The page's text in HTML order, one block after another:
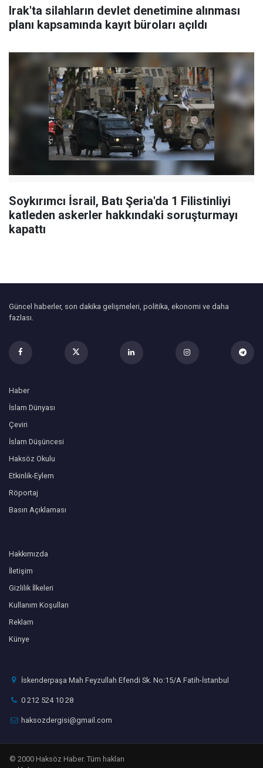
Irak'ta silahların devlet denetimine alınması
planı kapsamında kayıt büroları açıldı
Soykırımcı İsrail, Batı Şeria'da 1 Filistinliyi
katleden askerler hakkındaki soruşturmayı
kapattı
Güncel haberler, son dakika gelişmeleri, politika, ekonomi ve daha
fazlası.
Haber
İslam Dünyası
Çeviri
İslam Düşüncesi
Haksöz Okulu
Etkinlik-Eylem
Röportaj
Basın Açıklaması
Hakkımızda
İletişim
Gizlilik İlkeleri
Kullanım Koşulları
Reklam
Künye
İskenderpaşa Mah Feyzullah Efendi Sk. No:15/A Fatih-İstanbul
0 212 524 10 28
haksozdergisi@gmail.com
© 2000 Haksöz Haber. Tüm hakları